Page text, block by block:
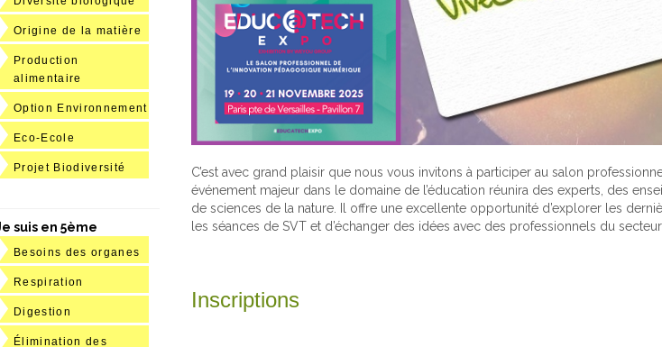
C’est avec grand plaisir que nous vous invitons à participer au salon
événement majeur dans le domaine de l’éducation réunira des experts, des
de sciences de la nature. Il offre une excellente opportunité d’explorer les
les séances de SVT et d’échanger des idées avec des professionnels du secteur.
Inscriptions
Origine de la matière
Production
alimentaire
Option Environnement
Eco-Ecole
Projet Biodiversité
suis en 5ème
Besoins des organes
Respiration
Digestion
Élimination des